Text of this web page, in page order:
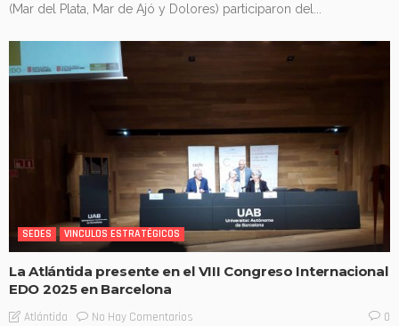
(Mar del Plata, Mar de Ajó y Dolores) participaron del...
SEDES VINCULOS ESTRATÉGICOS
La Atlántida presente en el VIII Congreso Internacional
EDO 2025 en Barcelona
Atlántida No Hay Comentarios 0